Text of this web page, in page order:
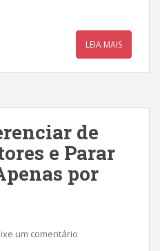
LEIA MAIS
de
e Parar
por
um comentário